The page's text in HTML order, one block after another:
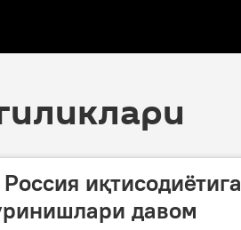
иқтисодиётига
давом